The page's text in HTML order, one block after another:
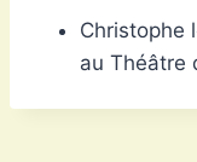
Christophe
au Théâtre